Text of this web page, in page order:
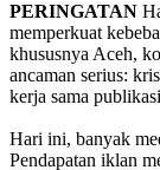
PERINGATAN
memperkuat
khususnya Aceh,
ancaman serius:
kerja sama
‎Hari ini, banyak
Pendapatan iklan